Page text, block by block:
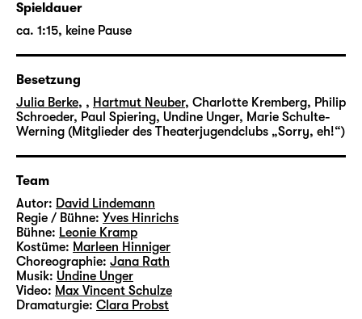
die zweite Inszenierung, in der er mit
Mitgliedern des Jugendclubs und des
Schauspielensembles zusammenarbeitet.
Spieldauer
ca. 1:15, keine Pause
Besetzung
Julia Berke, , Hartmut Neuber, Charlotte Kremberg, Philip
Schroeder, Paul Spiering, Undine Unger, Marie Schulte-
Werning (Mitglieder des Theaterjugendclubs „Sorry, eh!“)
Team
Autor: David Lindemann
Regie / Bühne: Yves Hinrichs
Bühne: Leonie Kramp
Kostüme: Marleen Hinniger
Choreographie: Jana Rath
Musik: Undine Unger
Video: Max Vincent Schulze
Dramaturgie: Clara Probst